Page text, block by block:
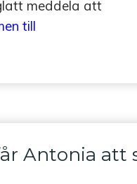
meddela att
till
Antonia att